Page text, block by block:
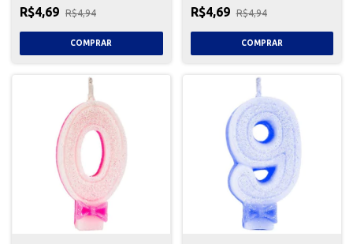
R$4,69 R$4,94 R$4,69 R$4,94